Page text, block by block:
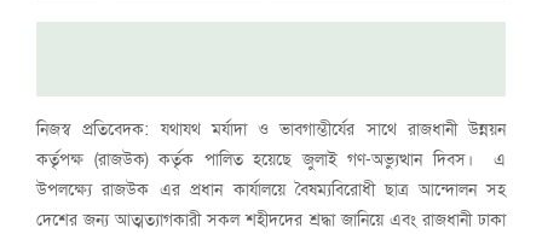
নিজস্ব প্রতিবেদক: যথাযথ মর্যাদা ও ভাবগাম্ভীর্যের সাথে রাজধানী উন্নয়ন
কর্তৃপক্ষ (রাজউক) কর্তৃক পালিত হয়েছে জুলাই গণ-অভ্যুত্থান দিবস। এ
উপলক্ষ্যে রাজউক এর প্রধান কার্যালয়ে বৈষম্যবিরোধী ছাত্র আন্দোলন সহ
দেশের জন্য আত্মত্যাগকারী সকল শহীদদের শ্রদ্ধা জানিয়ে এবং রাজধানী ঢাকা